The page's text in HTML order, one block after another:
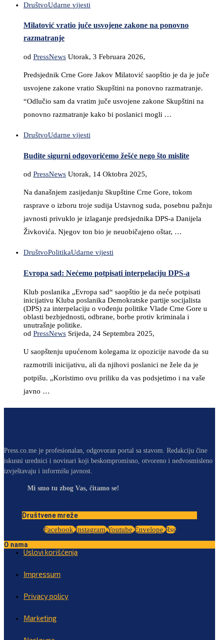
DruštvoUdarne vijesti
Milatović vratio juče usvojene zakone na ponovno
razmatranje
od PressNews Utorak, 3 Februara 2026,
Predsjednik Crne Gore Jakov Milatović saopštio je da je juče
usvojene zakone vratio Skupštini na ponovno razmatranje.
“Odlučio sam da vratim juče usvojene zakone Skupštini na
ponovno razmatranje kako bi poslanici mogli …
DruštvoUdarne vijesti
Budite sigurni odgovorićemo žešće nego što mislite
od PressNews Utorak, 14 Oktobra 2025,
Na današnjem zasijedanju Skupštine Crne Gore, tokom
rasprave o izboru troje sudija Ustavnog suda, posebnu pažnju
javnosti privuklo je izlaganje predsjednika DPS-a Danijela
Živkovića. Njegov ton bio je neuobičajeno oštar, …
DruštvoPolitikaUdarne vijesti
Evropa sad: Nećemo potpisati interpelaciju DPS-a
Klub poslanika „Evropa sad“ saopštio je da neće potpisati
inicijativu Kluba poslanika Demokratske partije socijalista
(DPS) za interpelaciju o vođenju politike Vlade Crne Gore u
oblasti bezbjednosti, odbrane, borbe protiv kriminala i
unutrašnje politike.
od PressNews Srijeda, 24 Septembra 2025,
U saopštenju upućenom kolegama iz opozicije navode da su
razmotrili inicijativu, ali da njihovi poslanici ne žele da je
potpišu. „Koristimo ovu priliku da vas podsjetimo i na vaše
javno …
Press.co.me je profesionalan, odgovoran portal sa stavom. Redakciju čine
iskusni urednici i novinari koji beskompromisno, otvoreno i nedvosmisleno
izvještavaju i informišu javnost.
Mi smo tu zbog Vas, čitamo se!
Društvene mreže
Facebook Instagram Youtube Envelope Rss
O nama
Uslovi korišćenja
Impressum
Privacy policy
Marketing